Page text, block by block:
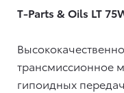
T-Parts & Oils LT
трансмиссионное
гипоидных